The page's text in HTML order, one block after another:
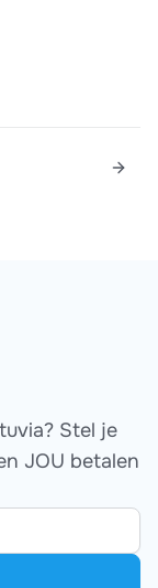
Stel je
JOU betalen